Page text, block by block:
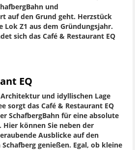
und
auf den Grund geht. Herzstück
Lok Z1 aus dem Gründungsjahr.
sich das Café & Restaurant EQ
EQ
und idyllischen Lage
sorgt das Café & Restaurant EQ
SchafbergBahn für eine absolute
können Sie neben der
Ausblicke auf den
genießen. Egal, ob kleine